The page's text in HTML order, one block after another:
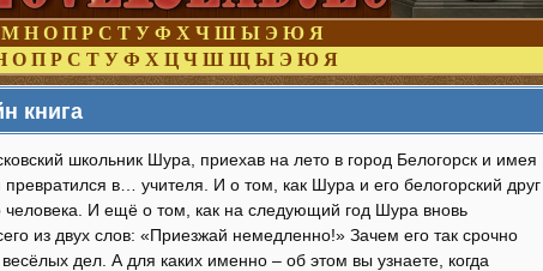
М Н О П Р С Т У Ф Х Ч Ш Ы Э Ю Я
О П Р С Т У Ф Х Ц Ч Ш Щ Ы Э Ю Я
книга
школьник Шура, приехав на лето в город Белогорск и имея
превратился в… учителя. И о том, как Шура и его белогорский друг
И ещё о том, как на следующий год Шура вновь
из двух слов: «Приезжай немедленно!» Зачем его так срочно
дел. А для каких именно – об этом вы узнаете, когда